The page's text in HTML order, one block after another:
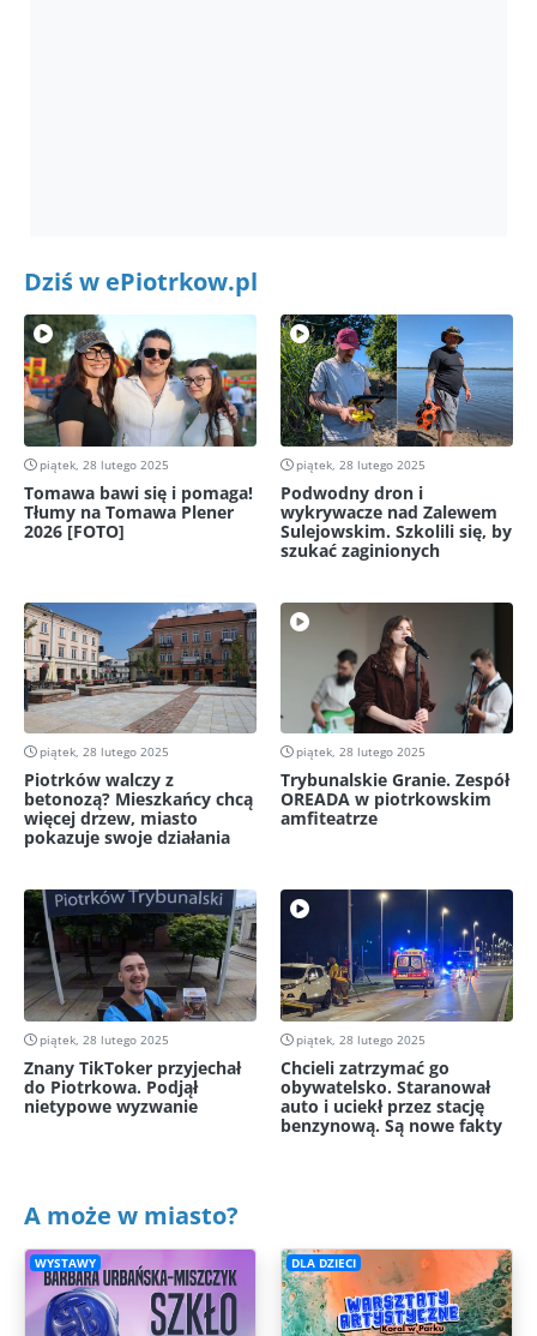
Dziś w ePiotrkow.pl
piątek, 28 lutego 2025
Tomawa bawi się i pomaga!
Tłumy na Tomawa Plener
2026 [FOTO]
piątek, 28 lutego 2025
Podwodny dron i
wykrywacze nad Zalewem
Sulejowskim. Szkolili się, by
szukać zaginionych
piątek, 28 lutego 2025
Piotrków walczy z
betonozą? Mieszkańcy chcą
więcej drzew, miasto
pokazuje swoje działania
piątek, 28 lutego 2025
Trybunalskie Granie. Zespół
OREADA w piotrkowskim
amfiteatrze
piątek, 28 lutego 2025
Znany TikToker przyjechał
do Piotrkowa. Podjął
nietypowe wyzwanie
piątek, 28 lutego 2025
Chcieli zatrzymać go
obywatelsko. Staranował
auto i uciekł przez stację
benzynową. Są nowe fakty
A może w miasto?
WYSTAWY DLA DZIECI